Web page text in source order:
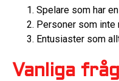
Spelare som har
Personer som inte
Entusiaster som
Vanliga